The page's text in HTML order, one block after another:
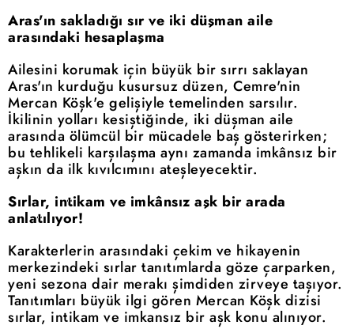
Aras'ın sakladığı sır ve iki düşman aile
arasındaki hesaplaşma
Ailesini korumak için büyük bir sırrı saklayan
Aras'ın kurduğu kusursuz düzen, Cemre'nin
Mercan Köşk'e gelişiyle temelinden sarsılır.
İkilinin yolları kesiştiğinde, iki düşman aile
arasında ölümcül bir mücadele baş gösterirken;
bu tehlikeli karşılaşma aynı zamanda imkânsız bir
aşkın da ilk kıvılcımını ateşleyecektir.
Sırlar, intikam ve imkânsız aşk bir arada
anlatılıyor!
Karakterlerin arasındaki çekim ve hikayenin
merkezindeki sırlar tanıtımlarda göze çarparken,
yeni sezona dair merakı şimdiden zirveye taşıyor.
Tanıtımları büyük ilgi gören Mercan Köşk dizisi
sırlar, intikam ve imkansız bir aşk konu alınıyor.